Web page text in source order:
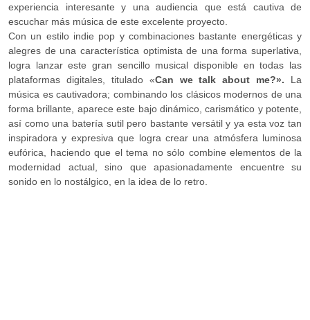
experiencia interesante y una audiencia que está cautiva de
escuchar más música de este excelente proyecto.
Con un estilo indie pop y combinaciones bastante energéticas y
alegres de una característica optimista de una forma superlativa,
logra lanzar este gran sencillo musical disponible en todas las
plataformas digitales, titulado «Can we talk about me?». La
música es cautivadora; combinando los clásicos modernos de una
forma brillante, aparece este bajo dinámico, carismático y potente,
así como una batería sutil pero bastante versátil y ya esta voz tan
inspiradora y expresiva que logra crear una atmósfera luminosa
eufórica, haciendo que el tema no sólo combine elementos de la
modernidad actual, sino que apasionadamente encuentre su
sonido en lo nostálgico, en la idea de lo retro.